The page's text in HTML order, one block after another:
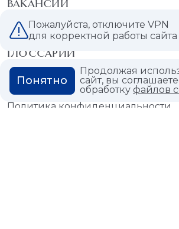
ВАКАНСИИ
ВОПРОС ОТВЕТ
ГЛОССАРИЙ
Политика конфиденциальности
Пожалуйста, отключите VPN
для корректной работы сайта
Продолжая
сайт, вы
обработкуфайлов
Понятно